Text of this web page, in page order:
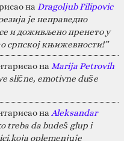
на Dragoljub Filipovic
је неправедно
и доживљено пренето у
српској књижевности!”
на Marija Petrovih
slične, emotivne duše
на Aleksandar
treba da budeš glup i
oplemenjuje